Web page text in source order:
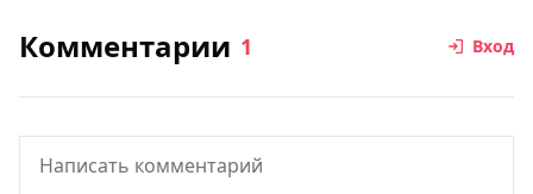
Комментарии 1 Вход